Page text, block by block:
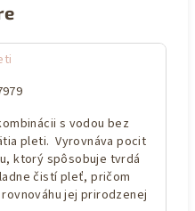
s vodou bez
pleti. Vyrovnáva pocit
ktorý spôsobuje tvrdá
čistí pleť, pričom
jej prirodzenej